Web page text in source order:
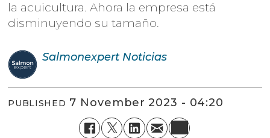
la acuicultura. Ahora la empresa está
disminuyendo su tamaño.
Salmonexpert Noticias
PUBLISHED 7 November 2023 - 04:20